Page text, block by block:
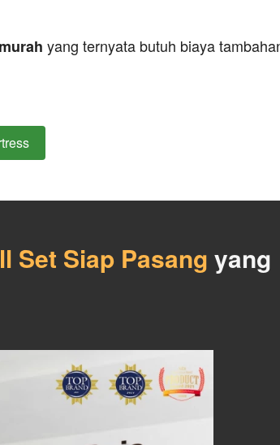
yang ternyata butuh biaya
Set Siap Pasang yang